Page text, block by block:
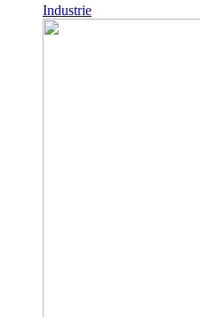
Industrie